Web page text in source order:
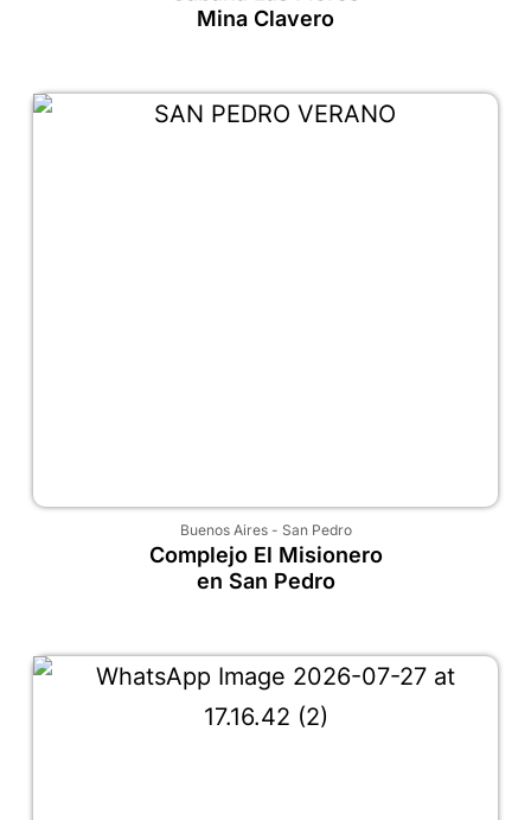
Mina Clavero
Buenos Aires- San Pedro
Complejo El Misionero
en San Pedro